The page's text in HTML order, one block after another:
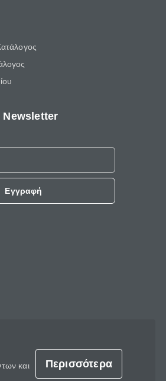
Newsletter
Εγγραφή
και
Περισσότερα